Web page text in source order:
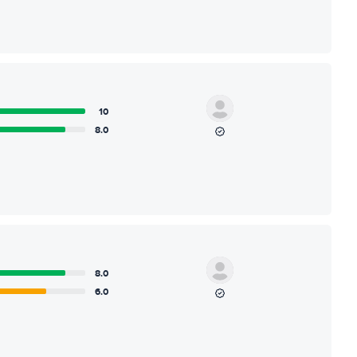
10
8.0
8.0
6.0